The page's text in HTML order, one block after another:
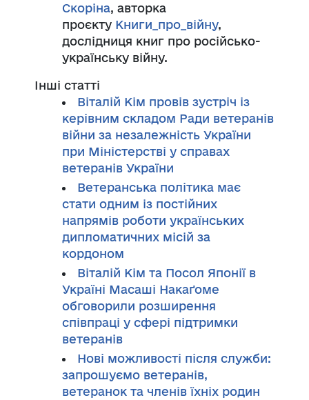
Скоріна, авторка
проєкту Книги_про_війну,
дослідниця книг про російсько-
українську війну.
Інші статті
Віталій Кім провів зустріч із
керівним складом Ради ветеранів
війни за незалежність України
при Міністерстві у справах
ветеранів України
Ветеранська політика має
стати одним із постійних
напрямів роботи українських
дипломатичних місій за
кордоном
Віталій Кім та Посол Японії в
Україні Масаші Накаґоме
обговорили розширення
співпраці у сфері підтримки
ветеранів
Нові можливості після служби:
запрошуємо ветеранів,
ветеранок та членів їхніх родин